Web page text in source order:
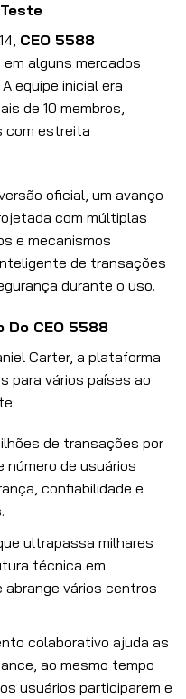
CEO 5588
alguns mercados
equipe inicial era
de 10 membros,
com estreita
oficial, um avanço
com múltiplas
e mecanismos
de transações
durante o uso.
Do CEO 5588
Carter, a plataforma
para vários países ao
de transações por
número de usuários
confiabilidade e
ultrapassa milhares
técnica em
vários centros
colaborativo ajuda as
ao mesmo tempo
usuários participarem e